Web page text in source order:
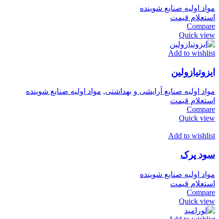
مواد اولیه صنایع شوینده
استعلام قیمت
Compare
Quick view
Add to wishlist
ایزوتیازولین
مواد اولیه صنایع آرایشی و بهداشتی, مواد اولیه صنایع شوینده
استعلام قیمت
Compare
Quick view
Add to wishlist
سود پرک
مواد اولیه صنایع شوینده
استعلام قیمت
Compare
Quick view